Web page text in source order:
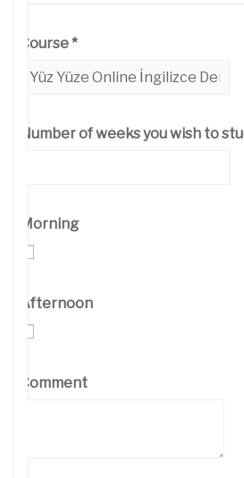
Course*
Number of weeks you wish to
Morning
Afternoon
Comment